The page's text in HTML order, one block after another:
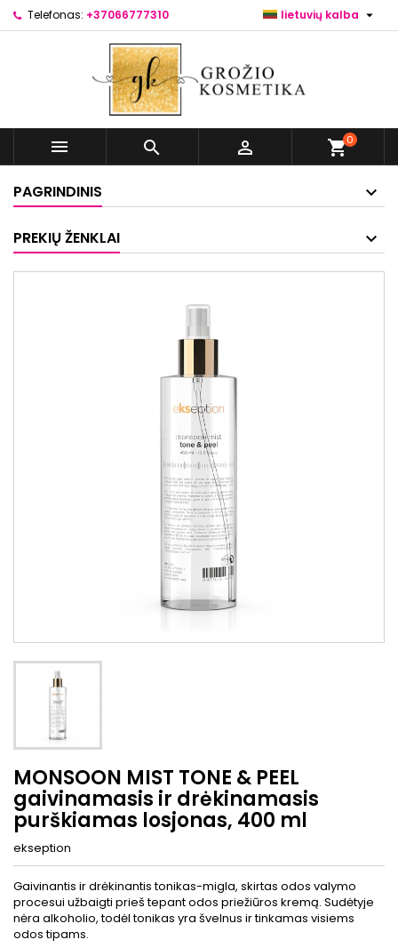
Telefonas: +37066777310 lietuvių kalba 
   shopping_cart0
PAGRINDINIS
PREKIŲ ŽENKLAI
MONSOON MIST TONE & PEEL
gaivinamasis ir drėkinamasis
purškiamas losjonas, 400 ml
ekseption
Gaivinantis ir drėkinantis tonikas-migla, skirtas odos valymo
procesui užbaigti prieš tepant odos priežiūros kremą. Sudėtyje
nėra alkoholio, todėl tonikas yra švelnus ir tinkamas visiems
odos tipams.